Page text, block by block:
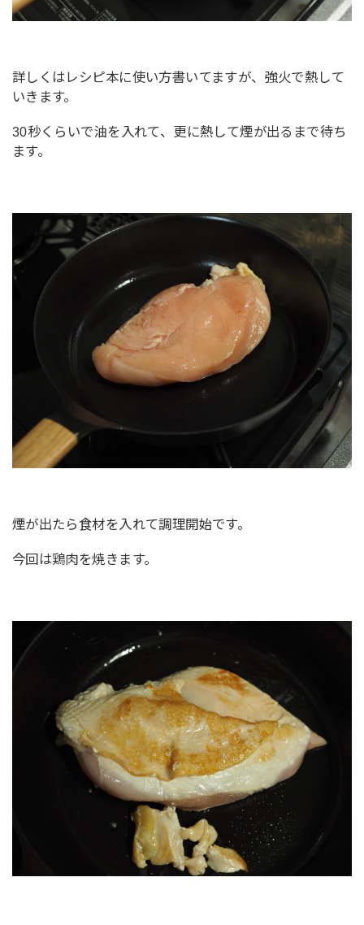
詳しくはレシピ本に使い方書いてますが、強火で熱して
いきます。
30秒くらいで油を入れて、更に熱して煙が出るまで待ち
ます。
煙が出たら食材を入れて調理開始です。
今回は鶏肉を焼きます。